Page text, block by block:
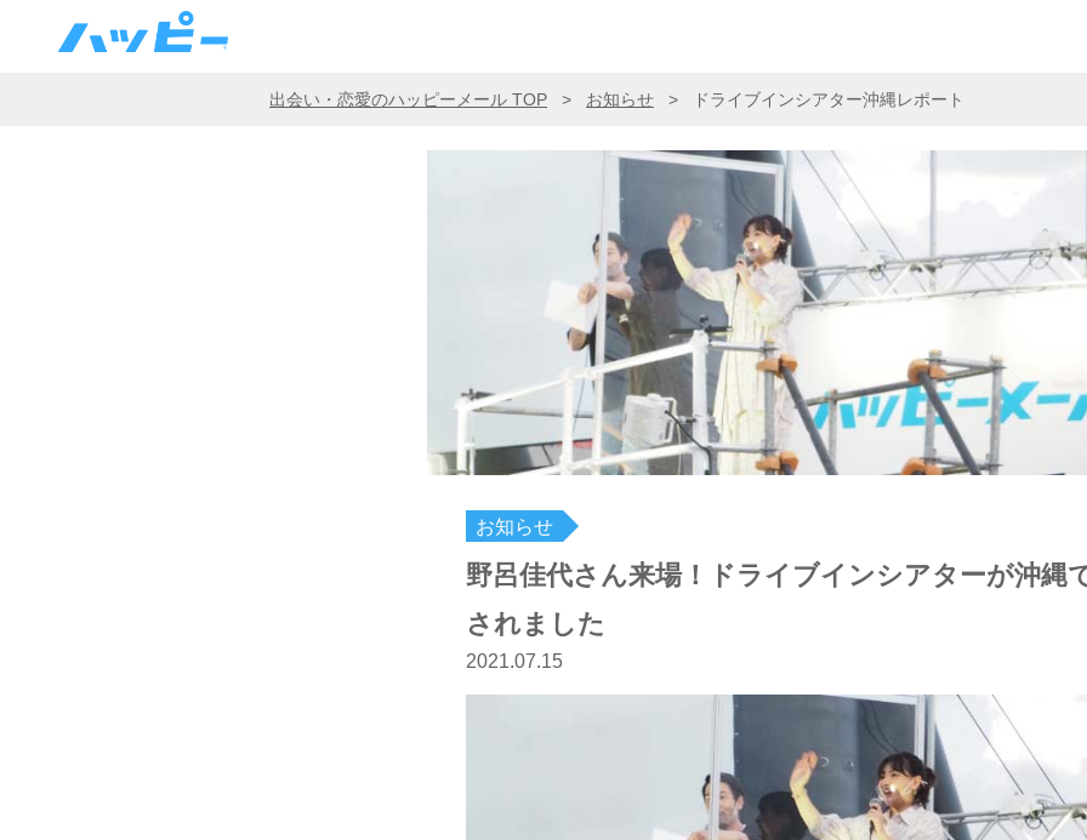
出会い・恋愛のハッピーメール TOP > お知らせ > ドライブインシアター沖縄レポート
お知らせ
野呂佳代さん来場！ドライブインシアターが沖縄
されました
2021.07.15